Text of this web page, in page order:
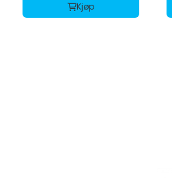
Kjøp